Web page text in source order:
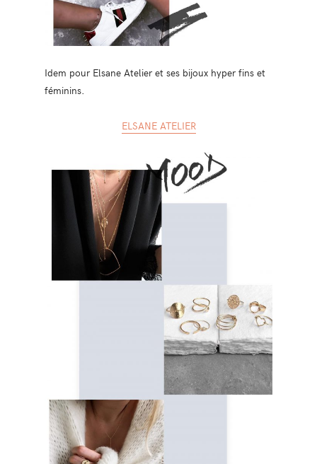
Idem pour Elsane Atelier et ses bijoux hyper fins et
féminins.
ELSANE ATELIER